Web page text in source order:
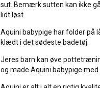
sut. Bemærk sutten kan ikke
lidt løst.
Aquini babypige har folder på
klædt i det sødeste badetøj.
Jeres barn kan øve
og made Aquini babypige